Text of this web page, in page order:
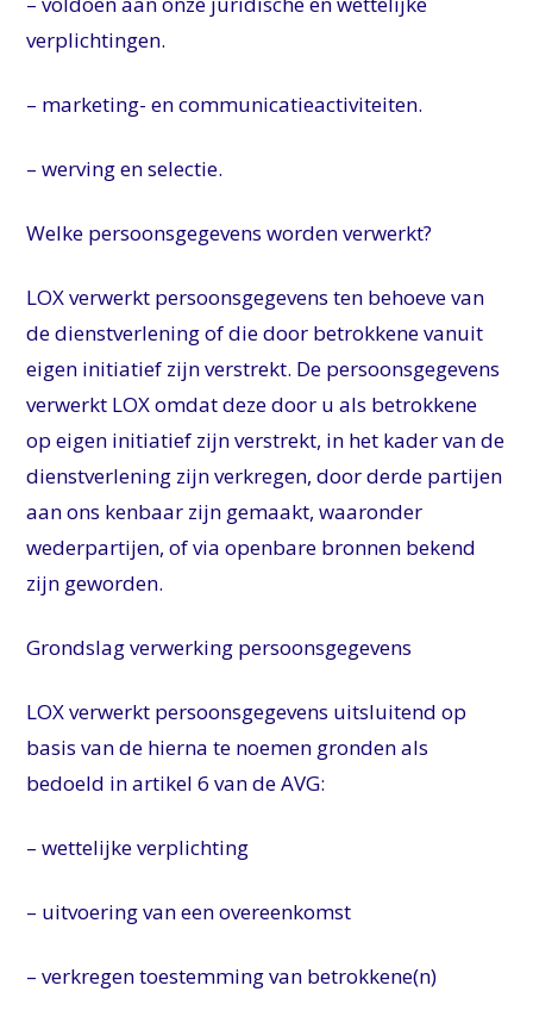
verplichtingen.
– marketing- en communicatieactiviteiten.
– werving en selectie.
Welke persoonsgegevens worden verwerkt?
LOX verwerkt persoonsgegevens ten behoeve van
de dienstverlening of die door betrokkene vanuit
eigen initiatief zijn verstrekt. De persoonsgegevens
verwerkt LOX omdat deze door u als betrokkene
op eigen initiatief zijn verstrekt, in het kader van de
dienstverlening zijn verkregen, door derde partijen
aan ons kenbaar zijn gemaakt, waaronder
wederpartijen, of via openbare bronnen bekend
zijn geworden.
Grondslag verwerking persoonsgegevens
LOX verwerkt persoonsgegevens uitsluitend op
basis van de hierna te noemen gronden als
bedoeld in artikel 6 van de AVG:
– wettelijke verplichting
– uitvoering van een overeenkomst
– verkregen toestemming van betrokkene(n)